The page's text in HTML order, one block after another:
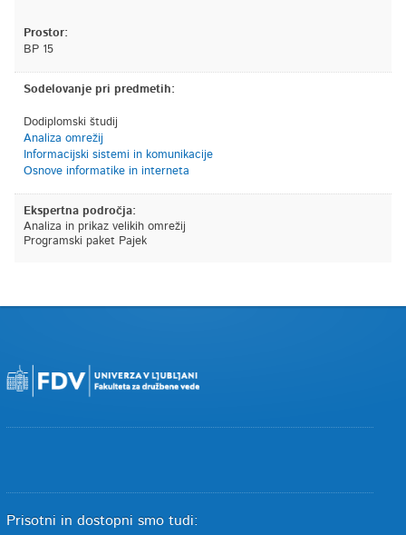
Prostor:
BP 15
Sodelovanje pri predmetih:
Dodiplomski študij
Analiza omrežij
Informacijski sistemi in komunikacije
Osnove informatike in interneta
Ekspertna področja:
Analiza in prikaz velikih omrežij
Programski paket Pajek
Prisotni in dostopni smo tudi: